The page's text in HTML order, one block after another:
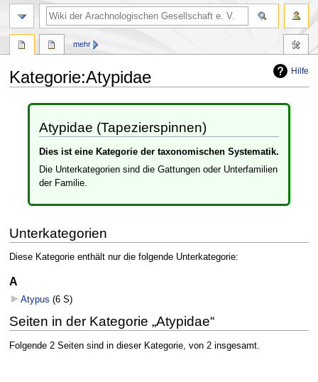
Hilfe
Kategorie:Atypidae
springen
springenAtypidae (Tapezierspinnen)
Dies ist eine Kategorie der taxonomischen Systematik.
Die Unterkategorien sind die Gattungen oder Unterfamilien
der Familie.
Unterkategorien
Diese Kategorie enthält nur die folgende Unterkategorie:
A
Atypus (6 S)
Seiten in der Kategorie „Atypidae“
Folgende 2 Seiten sind in dieser Kategorie, von 2 insgesamt.
mehr